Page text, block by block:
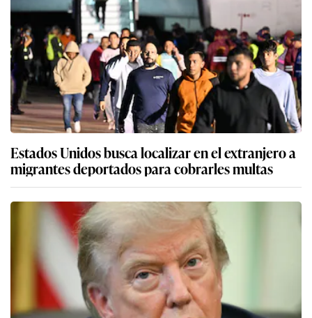
Estados Unidos busca localizar en el extranjero a
migrantes deportados para cobrarles multas